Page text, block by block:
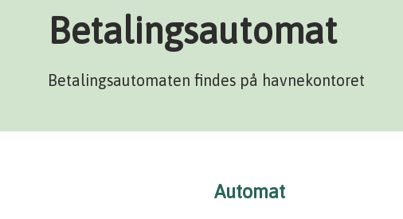
Betalingsautomat
Betalingsautomaten findes på havnekontoret
Automat